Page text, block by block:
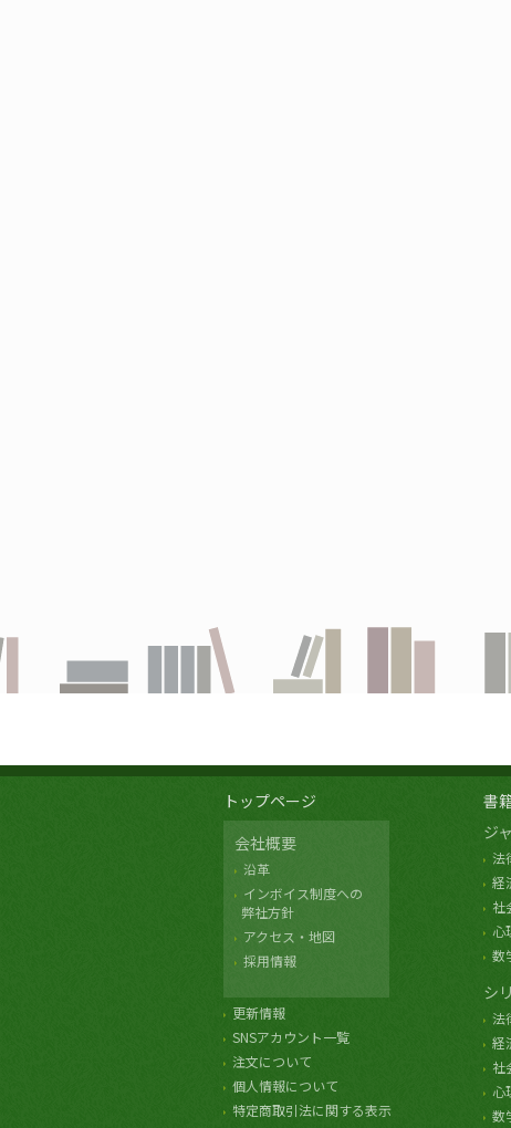
トップページ
会社概要
沿革
インボイス制度への
弊社方針
アクセス・地図
採用情報
更新情報
SNSアカウント一覧
注文について
個人情報について
特定商取引法に関する表示
書
ジ
法
経
社
心
数
シ
法
経
社
心
数